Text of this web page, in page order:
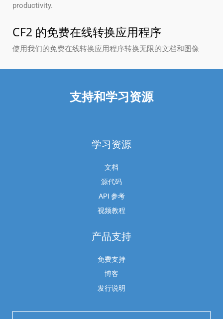
productivity.
CF2 的免费在线转换应用程序
使用我们的免费在线转换应用程序转换无限的文档和图像
支持和学习资源
学习资源
文档
源代码
API 参考
视频教程
产品支持
免费支持
博客
发行说明